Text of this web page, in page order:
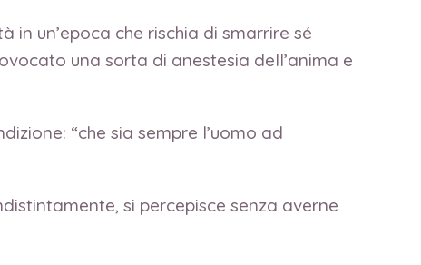
un’epoca che rischia di smarrire sé
una sorta di anestesia dell’anima e
“che sia sempre l’uomo ad
si percepisce senza averne